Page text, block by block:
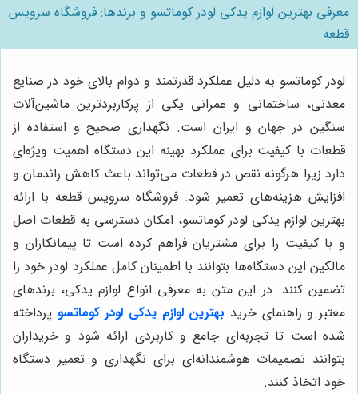
معرفی بهترین لوازم یدکی لودر کوماتسو و برندها: فروشگاه سرویس
قطعه
لودر کوماتسو به دلیل عملکرد قدرتمند و دوام بالای خود در صنایع
معدنی، ساختمانی و عمرانی یکی از پرکاربردترین ماشین‌آلات
سنگین در جهان و ایران است. نگهداری صحیح و استفاده از
قطعات با کیفیت برای عملکرد بهینه این دستگاه اهمیت ویژه‌ای
دارد زیرا هرگونه نقص در قطعات می‌تواند باعث کاهش راندمان و
افزایش هزینه‌های تعمیر شود. فروشگاه سرویس قطعه با ارائه
بهترین لوازم یدکی لودر کوماتسو، امکان دسترسی به قطعات اصل
و با کیفیت را برای مشتریان فراهم کرده است تا پیمانکاران و
مالکین این دستگاه‌ها بتوانند با اطمینان کامل عملکرد لودر خود را
تضمین کنند. در این متن به معرفی انواع لوازم یدکی، برندهای
معتبر و راهنمای خرید بهترین لوازم یدکی لودر کوماتسو پرداخته
شده است تا تجربه‌ای جامع و کاربردی ارائه شود و خریداران
بتوانند تصمیمات هوشمندانه‌ای برای نگهداری و تعمیر دستگاه
خود اتخاذ کنند.